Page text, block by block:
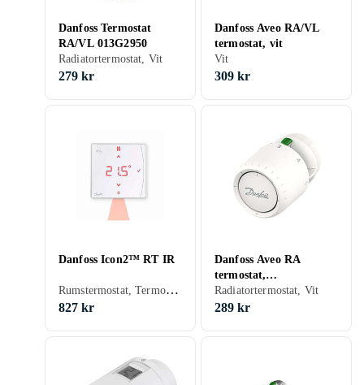
Danfoss Termostat
RA/VL 013G2950
Radiatortermostat, Vit
279 kr
Danfoss Aveo RA/VL
termostat, vit
Vit
309 kr
Danfoss Icon2™ RT IR
Rumstermostat, Termostat golvvärme, Smart termostat, Vit, ZigBee
827 kr
Danfoss Aveo RA
termostat,
snabbkoppling, vit
Radiatortermostat, Vit
289 kr